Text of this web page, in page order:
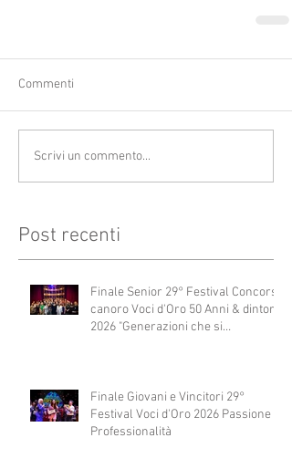
Commenti
Scrivi un commento...
Post recenti
Finale Senior 29° Festival Concorso
canoro Voci d'Oro 50 Anni & dintorni
2026 "Generazioni che si
Finale Giovani e Vincitori 29°
Festival Voci d'Oro 2026 Passione e
Professionalità